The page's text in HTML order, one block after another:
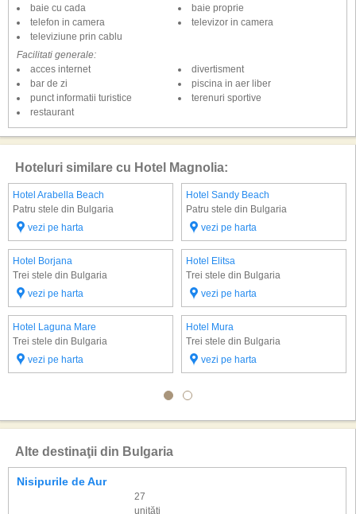
baie cu cada
baie proprie
telefon in camera
televiziune prin cablu
televizor in camera
Facilitati generale:
acces internet
bar de zi
divertisment
piscina in aer liber
punct informatii turistice
restaurant
terenuri sportive
Hoteluri similare cu Hotel Magnolia:
Hotel Arabella Beach
Patru stele din Bulgaria
vezi pe harta
Hotel Sandy Beach
Patru stele din Bulgaria
vezi pe harta
Hotel Borjana
Trei stele din Bulgaria
vezi pe harta
Hotel Elitsa
Trei stele din Bulgaria
vezi pe harta
Hotel Laguna Mare
Trei stele din Bulgaria
vezi pe harta
Hotel Mura
Trei stele din Bulgaria
vezi pe harta
Alte destinaţii din Bulgaria
Nisipurile de Aur
27
unităţi